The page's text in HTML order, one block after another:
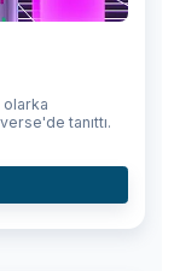
olarka
tanıttı.